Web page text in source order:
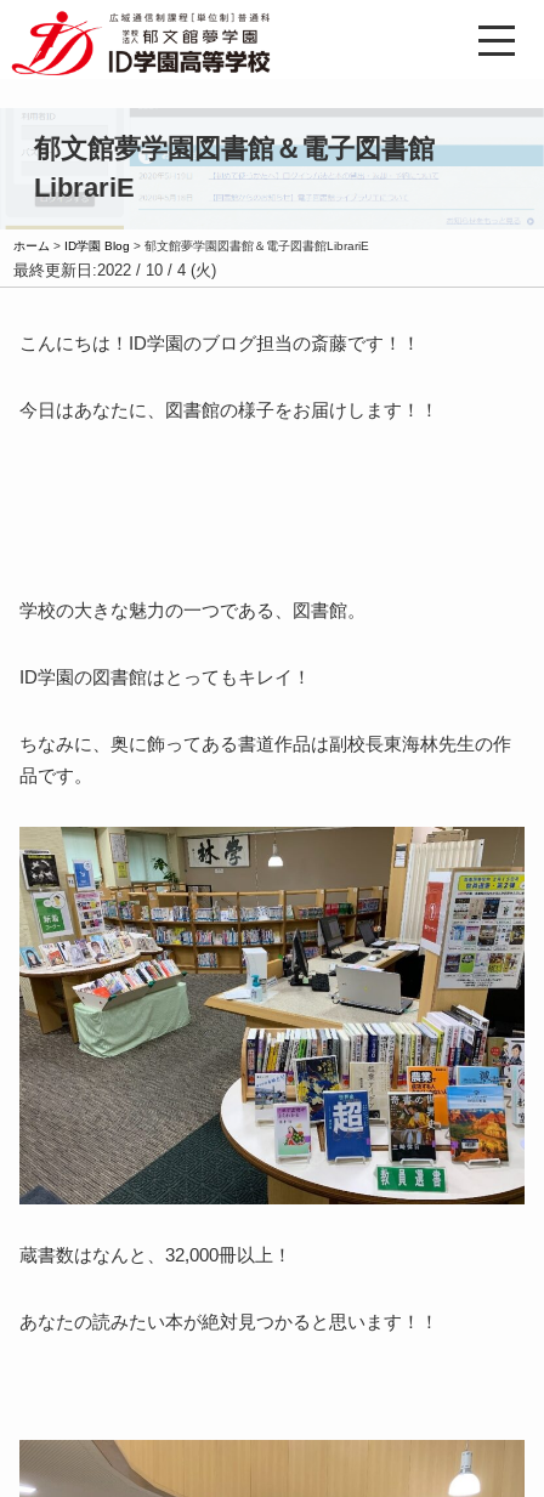
郁文館夢学園図書館＆電子図書館
LibrariE
ホーム > ID学園 Blog >郁文館夢学園図書館＆電子図書館LibrariE
最終更新日:2022 / 10 / 4 (火)
こんにちは！ID学園のブログ担当の斎藤です！！
今日はあなたに、図書館の様子をお届けします！！
学校の大きな魅力の一つである、図書館。
ID学園の図書館はとってもキレイ！
ちなみに、奥に飾ってある書道作品は副校長東海林先生の作
品です。
蔵書数はなんと、32,000冊以上！
あなたの読みたい本が絶対見つかると思います！！